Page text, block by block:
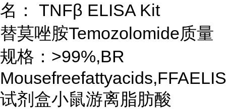
名： TNFβ ELISA Kit
替莫唑胺Temozolomide质量
规格：>99%,BR
试剂盒小鼠游离脂肪酸